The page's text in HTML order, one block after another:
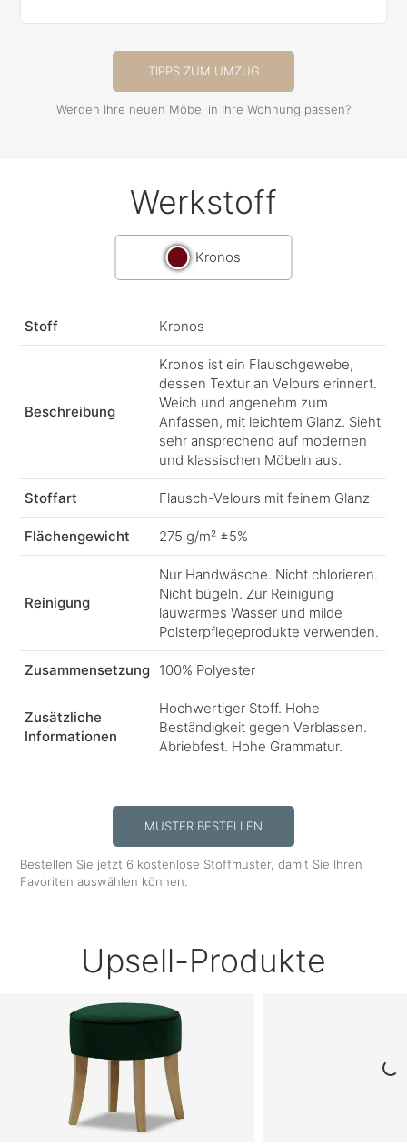
TIPPS ZUM UMZUG
Werden Ihre neuen Möbel in Ihre Wohnung passen?
Werkstoff
Kronos
Stoff Kronos
Beschreibung
Kronos ist ein Flauschgewebe,
dessen Textur an Velours erinnert.
Weich und angenehm zum
Anfassen, mit leichtem Glanz. Sieht
sehr ansprechend auf modernen
und klassischen Möbeln aus.
Stoffart Flausch-Velours mit feinem Glanz
Flächengewicht 275 g/m² ±5%
Reinigung
Nur Handwäsche. Nicht chlorieren.
Nicht bügeln. Zur Reinigung
lauwarmes Wasser und milde
Polsterpflegeprodukte verwenden.
Zusammensetzung 100% Polyester
Zusätzliche
Informationen
Hochwertiger Stoff. Hohe
Beständigkeit gegen Verblassen.
Abriebfest. Hohe Grammatur.
MUSTER BESTELLEN
Bestellen Sie jetzt 6 kostenlose Stoffmuster, damit Sie Ihren
Favoriten auswählen können.
Upsell-Produkte